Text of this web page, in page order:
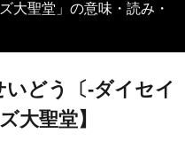
大聖堂」の意味・読み・
どう〔‐ダイセイ
大聖堂】